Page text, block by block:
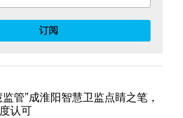
订阅
管”成淮阳智慧卫监点睛之笔，
认可